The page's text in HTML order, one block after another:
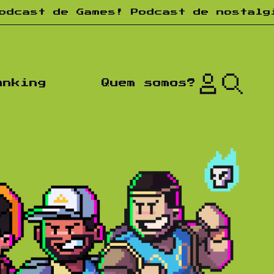
Games! Podcast de nostalgia! Toda
Quem somos?